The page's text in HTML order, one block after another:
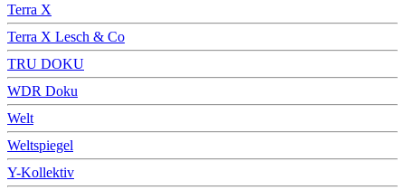
Terra X
Terra X Lesch & Co
TRU DOKU
WDR Doku
Welt
Weltspiegel
Y-Kollektiv